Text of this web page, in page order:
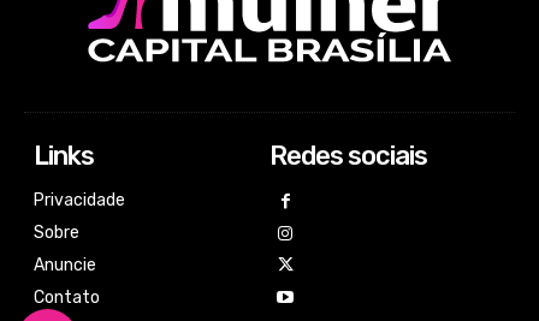
Links
Privacidade
Sobre
Anuncie
Contato
Redes sociais